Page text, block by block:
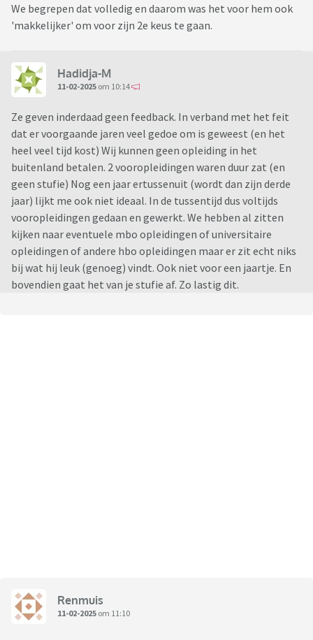
We begrepen dat volledig en daarom was het voor hem ook
'makkelijker' om voor zijn 2e keus te gaan.
Hadidja-M
11-02-2025 om 10:14
Ze geven inderdaad geen feedback. In verband met het feit
dat er voorgaande jaren veel gedoe om is geweest (en het
heel veel tijd kost) Wij kunnen geen opleiding in het
buitenland betalen. 2 vooropleidingen waren duur zat (en
geen stufie) Nog een jaar ertussenuit (wordt dan zijn derde
jaar) lijkt me ook niet ideaal. In de tussentijd dus voltijds
vooropleidingen gedaan en gewerkt. We hebben al zitten
kijken naar eventuele mbo opleidingen of universitaire
opleidingen of andere hbo opleidingen maar er zit echt niks
bij wat hij leuk (genoeg) vindt. Ook niet voor een jaartje. En
bovendien gaat het van je stufie af. Zo lastig dit.
Renmuis
11-02-2025 om 11:10